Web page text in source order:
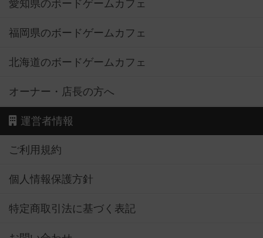
愛知県のボードゲームカフェ
福岡県のボードゲームカフェ
北海道のボードゲームカフェ
オーナー・店長の方へ
運営者情報
ご利用規約
個人情報保護方針
特定商取引法に基づく表記